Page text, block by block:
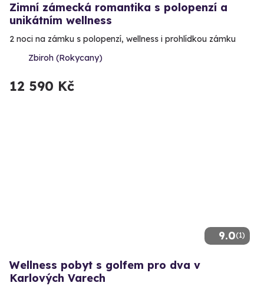
Zimní zámecká romantika s polopenzí a
unikátním wellness
2 noci na zámku s polopenzí, wellness i prohlídkou zámku
Zbiroh (Rokycany)
12 590 Kč
9.0(1)
Wellness pobyt s golfem pro dva v
Karlových Varech